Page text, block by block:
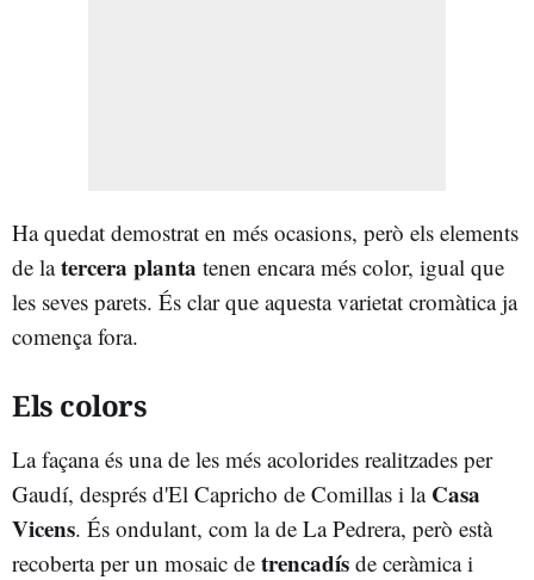
Ha quedat demostrat en més ocasions, però els elements
de latercera planta tenen encara més color, igual que
les seves parets. És clar que aquesta varietat cromàtica ja
comença fora.
Els colors
La façana és una de les més acolorides realitzades per
Gaudí, després d'El Capricho de Comillas i la Casa
Vicens. És ondulant, com la de La Pedrera, però està
recoberta per un mosaic de trencadís de ceràmica i